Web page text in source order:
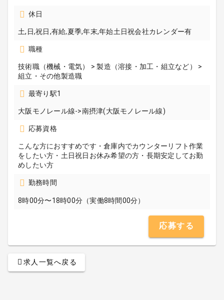
休日
土,日,祝日,有給,夏季,年末,年始土日祝会社カレンダー有
職種
技術職（機械・電気） > 製造（溶接・加工・組立など） >
組立・その他製造職
最寄り駅1
大阪モノレール線->南摂津(大阪モノレール線)
応募資格
こんな方におすすめです・倉庫内でカウンターリフト作業
をしたい方・土日祝日お休み希望の方・長期安定してお勤
めしたい方
勤務時間
8時00分〜18時00分（実働8時間00分）
応募する
求人一覧へ戻る